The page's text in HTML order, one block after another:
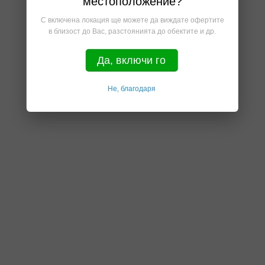
С включена локация ще можете да виждате офертите
в близост до Вас, разстоянията до обектите и др.
Да, включи го
Не, благодаря